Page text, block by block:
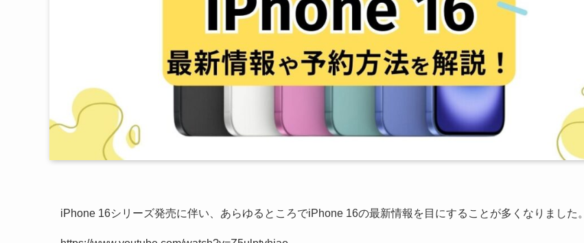
iPhone 16シリーズ発売に伴い、あらゆるところでiPhone 16の最新情報を目にすることが多くなりました。